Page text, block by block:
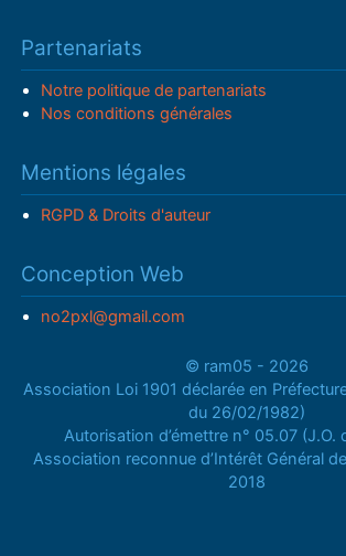
Partenariats
Notre politique de partenariats
Nos conditions générales
Mentions légales
RGPD & Droits d'auteur
Conception Web
no2pxl@gmail.com
© ram05 - 2026
Association Loi 1901 déclarée en
du 26/02/1982)
Autorisation d’émettre n° 05.07 (J.O.
Association reconnue d’Intérêt Général
2018